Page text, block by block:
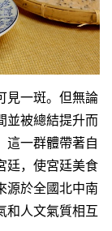
見一斑。但無論
並被總結提升而
這一群體帶著自
廷，使宮廷美食
源於全國北中南
和人文氣質相互